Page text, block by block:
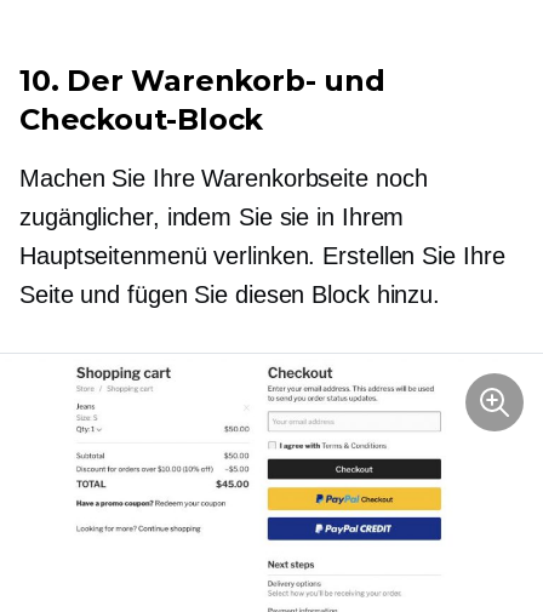
10. Der Warenkorb- und
Checkout-Block
Machen Sie Ihre Warenkorbseite noch
zugänglicher, indem Sie sie in Ihrem
Hauptseitenmenü verlinken. Erstellen Sie Ihre
Seite und fügen Sie diesen Block hinzu.